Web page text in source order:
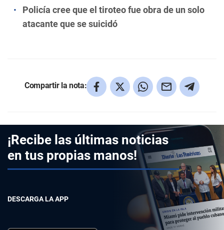
Policía cree que el tiroteo fue obra de un solo
atacante que se suicidó
Compartir la nota:
¡Recibe las últimas noticias
en tus propias manos!
DESCARGA LA APP